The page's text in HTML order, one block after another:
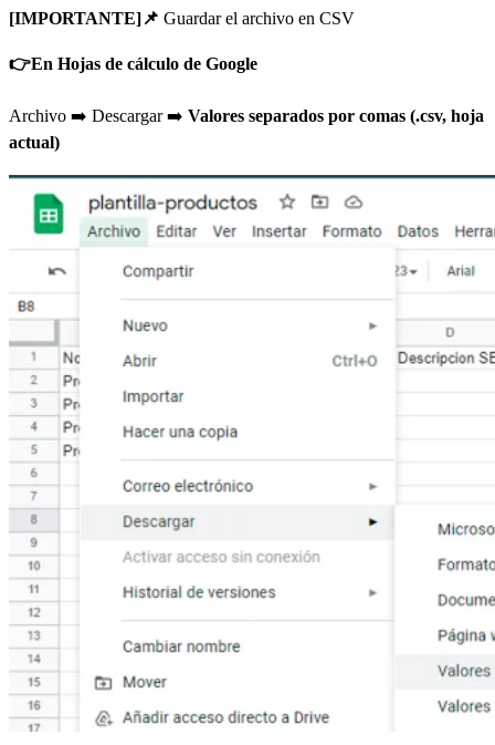
[IMPORTANTE]📌 Guardar el archivo en CSV
👉En Hojas de cálculo de Google
Archivo ➡️ Descargar ➡️ Valores separados por comas (.csv, hoja
actual)